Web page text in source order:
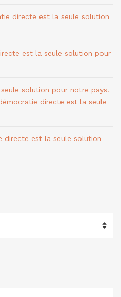
directe est la seule solution
est la seule solution pour
solution pour notre pays.
directe est la seule
directe est la seule solution